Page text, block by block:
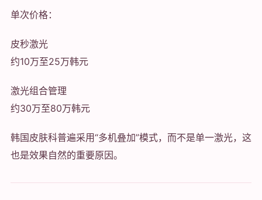
单次价格：
皮秒激光
约10万至25万韩元
激光组合管理
约30万至80万韩元
韩国皮肤科普遍采用“多机叠加”模式，而不是单一激光，这
也是效果自然的重要原因。